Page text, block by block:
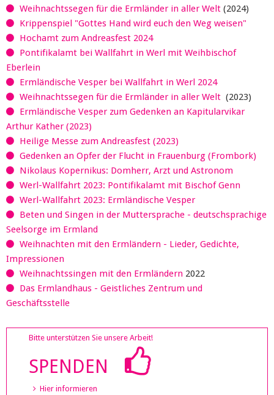
Weihnachtssegen für die Ermländer in aller Welt (2024)
Krippenspiel "Gottes Hand wird euch den Weg weisen"
Hochamt zum Andreasfest 2024
Pontifikalamt bei Wallfahrt in Werl mit Weihbischof
Eberlein
Ermländische Vesper bei Wallfahrt in Werl 2024
Weihnachtssegen für die Ermländer in aller Welt (2023)
Ermländische Vesper zum Gedenken an Kapitularvikar
Arthur Kather (2023)
Heilige Messe zum Andreasfest (2023)
Gedenken an Opfer der Flucht in Frauenburg (Frombork)
Nikolaus Kopernikus: Domherr, Arzt und Astronom
Werl-Wallfahrt 2023: Pontifikalamt mit Bischof Genn
Werl-Wallfahrt 2023: Ermländische Vesper
Beten und Singen in der Muttersprache - deutschsprachige
Seelsorge im Ermland
Weihnachten mit den Ermländern - Lieder, Gedichte,
Impressionen
Weihnachtssingen mit den Ermländern 2022
Das Ermlandhaus - Geistliches Zentrum und
Geschäftsstelle
Bitte unterstützen Sie unsere Arbeit!
SPENDEN
Hier informieren